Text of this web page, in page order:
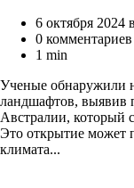
6 октября 2024
0 комментариев
1 min
Ученые обнаружили
ландшафтов, выявив
Австралии, который
Это открытие может
климата...